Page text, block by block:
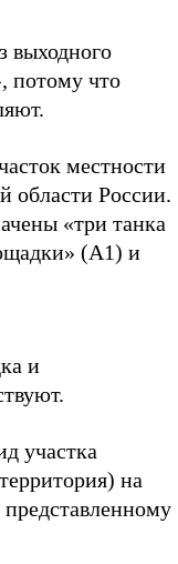
выходного
потому что
местности
области России.
«три танка
(А1) и
и
участка
на